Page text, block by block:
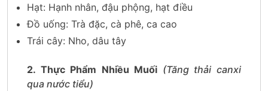
Hạt: Hạnh nhân, đậu phộng, hạt điều
Đồ uống: Trà đặc, cà phê, ca cao
Trái cây: Nho, dâu tây
2. Thực Phẩm Nhiều Muối (Tăng thải canxi
qua nước tiểu)